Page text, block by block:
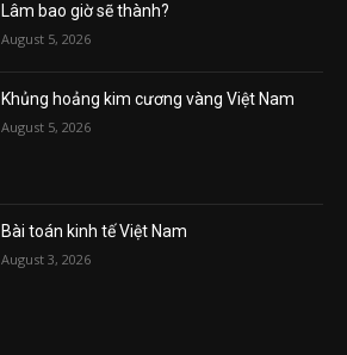
Lâm bao giờ sẽ thành?
August 5, 2026
Khủng hoảng kim cương vàng Việt Nam
August 5, 2026
Bài toán kinh tế Việt Nam
August 3, 2026